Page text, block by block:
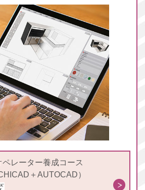
ペレーター養成コース
＋AUTOCAD）